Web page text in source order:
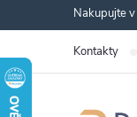
na
obsah
Nakupujte
Kontakty